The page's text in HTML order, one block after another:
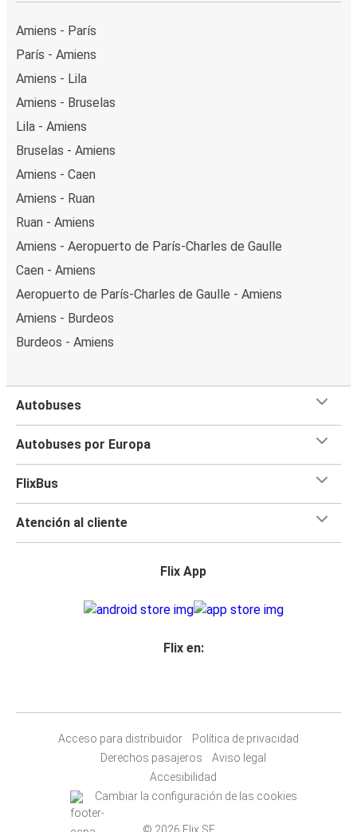
Amiens - París
París - Amiens
Amiens - Lila
Amiens - Bruselas
Lila - Amiens
Bruselas - Amiens
Amiens - Caen
Amiens - Ruan
Ruan - Amiens
Amiens - Aeropuerto de París-Charles de Gaulle
Caen - Amiens
Aeropuerto de París-Charles de Gaulle - Amiens
Amiens - Burdeos
Burdeos - Amiens
Autobuses
Autobuses por Europa
FlixBus
Atención al cliente
Flix App
Flix en:
Acceso para distribuidor
Política de privacidad
Derechos pasajeros
Aviso legal
Accesibilidad
Cambiar la configuración de las cookies
© 2026 Flix SE